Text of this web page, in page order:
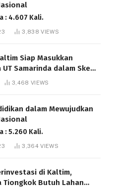
: 4.607 Kali.
3,838VIEWS
Siap Masukkan
Samarinda dalam Skema
Gratispol
3,468 VIEWS
dalam Mewujudkan
: 5.260 Kali.
3,364VIEWS
di Kaltim,
Tiongkok Butuh Lahan